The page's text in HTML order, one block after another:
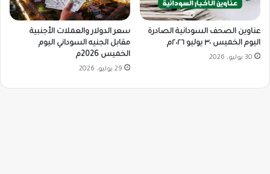
عناوين الصحف السودانية الصادرة
اليوم الخميس ٣٠ يوليو ٢٠٢٦م
30 يوليو، 2026
سعر الدولار والعملات الأجنبية
مقابل الجنيه السوداني اليوم
الخميس 2026م
29 يوليو، 2026